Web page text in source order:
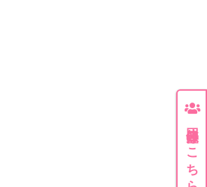
団体登録はこちら